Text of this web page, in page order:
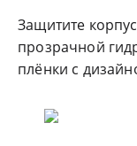
Защитите
прозрачной
плёнки с